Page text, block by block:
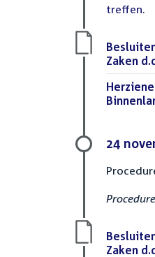
treffen.
bestand:
Zaken
bestand:
24
bestand:
Zaken